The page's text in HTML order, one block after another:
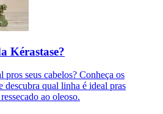
Kérastase?
pros seus cabelos? Conheça os
descubra qual linha é ideal pras
ao oleoso.